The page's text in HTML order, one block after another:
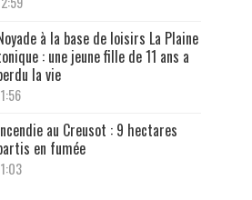
à la base de loisirs La Plaine
: une jeune fille de 11 ans a
la vie
au Creusot : 9 hectares
en fumée